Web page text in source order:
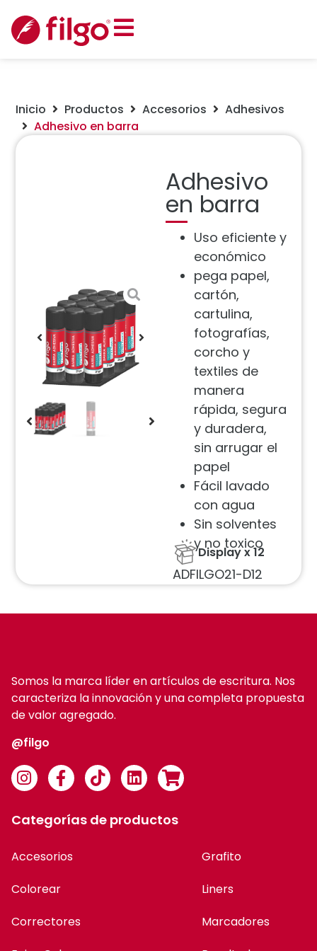
Inicio Productos Accesorios
Adhesivos
Adhesivo en barra
Adhesivo
en barra
Uso eficiente y
económico
pega papel,
cartón,
cartulina,
fotografías,
corcho y
textiles de
manera
rápida, segura
y duradera,
sin arrugar el
papel
Fácil lavado
con agua
Sin solventes
y no toxico
Display x 12
ADFILGO21-D12
Somos la marca líder en artículos de escritura. Nos
caracteriza la innovación y una completa propuesta
de valor agregado.
@filgo
Categorías de productos
Accesorios
Colorear
Correctores
Grafito
Liners
Marcadores